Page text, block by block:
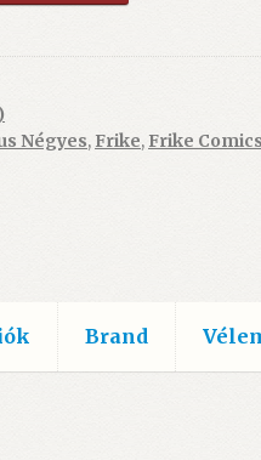
Négyes, Frike, Frike Comics
Brand